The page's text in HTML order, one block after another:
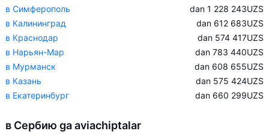
в Симферополь
dan 1 228 243UZS
в Калининград
dan 612 683UZS
в Краснодар
dan 574 417UZS
в Нарьян-Мар
dan 783 440UZS
в Мурманск
dan 608 655UZS
в Казань
dan 575 424UZS
в Екатеринбург
dan 660 299UZS
в Сербию ga aviachiptalar